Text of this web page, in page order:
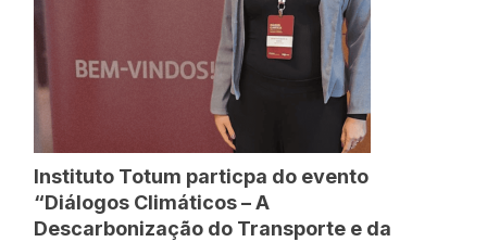
Instituto Totum particpa do evento
“Diálogos Climáticos – A
Descarbonização do Transporte e da